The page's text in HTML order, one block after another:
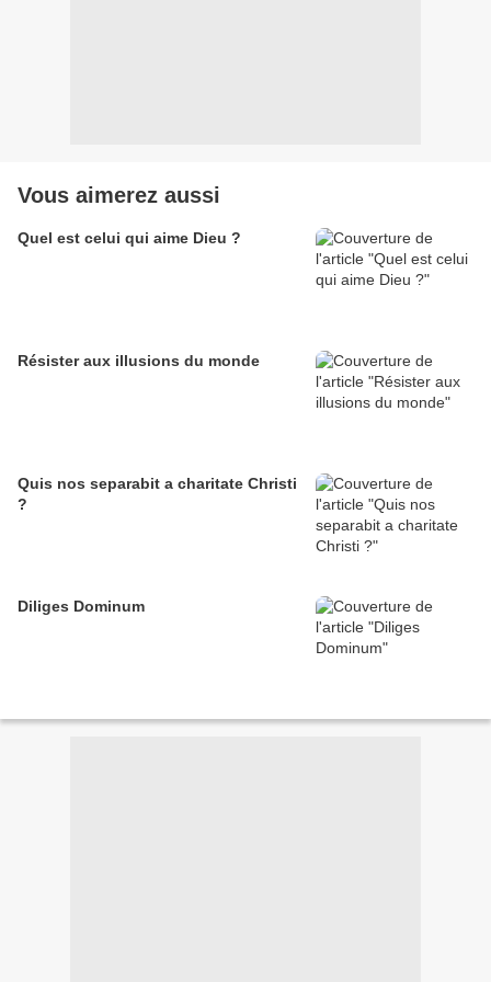
Vous aimerez aussi
Quel est celui qui aime Dieu ?
Résister aux illusions du monde
Quis nos separabit a charitate Christi
?
Diliges Dominum